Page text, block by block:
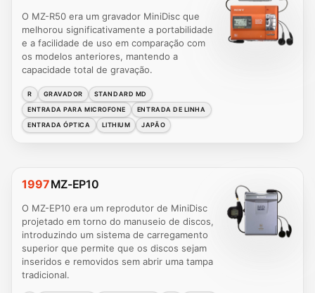
O MZ-R50 era um gravador MiniDisc que
melhorou significativamente a portabilidade
e a facilidade de uso em comparação com
os modelos anteriores, mantendo a
capacidade total de gravação.
R GRAVADOR
STANDARD MD
ENTRADA PARA MICROFONE
ENTRADA DE LINHA
ENTRADA ÓPTICA
LITHIUM JAPÃO
1997MZ-EP10
O MZ-EP10 era um reprodutor de MiniDisc
projetado em torno do manuseio de discos,
introduzindo um sistema de carregamento
superior que permite que os discos sejam
inseridos e removidos sem abrir uma tampa
tradicional.